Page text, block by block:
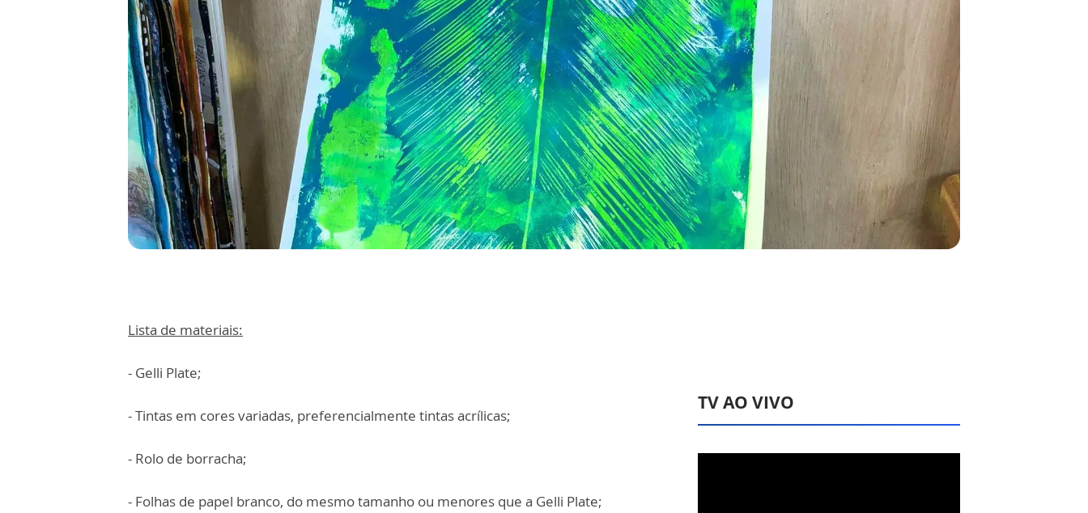
Lista de materiais:
- Gelli Plate;
- Tintas em cores variadas, preferencialmente tintas acrílicas;
- Rolo de borracha;
- Folhas de papel branco, do mesmo tamanho ou menores que a Gelli Plate;
TV AO VIVO